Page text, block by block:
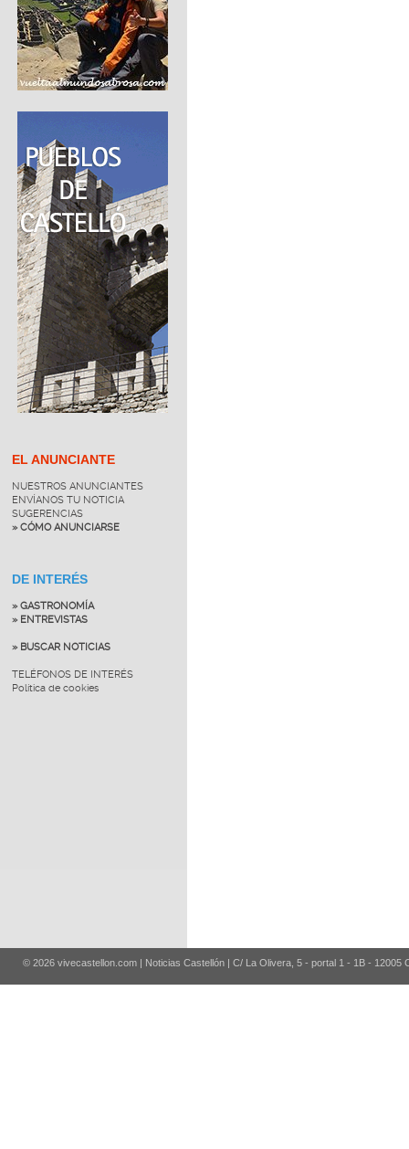
EL ANUNCIANTE
NUESTROS ANUNCIANTES
ENVÍANOS TU NOTICIA
SUGERENCIAS
» CÓMO ANUNCIARSE
DE INTERÉS
» GASTRONOMÍA
» ENTREVISTAS
» BUSCAR NOTICIAS
TELÉFONOS DE INTERÉS
Política de cookies
© 2026 vivecastellon.com | Noticias Castellón | C/ La Olivera, 5 - portal 1 - 1B - 12005